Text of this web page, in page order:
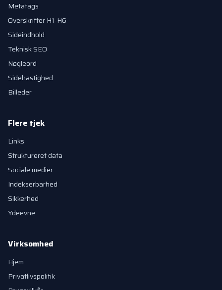
Metatags
Overskrifter H1-H6
Sideindhold
Teknisk SEO
Nøgleord
Sidehastighed
Billeder
Flere tjek
Links
Struktureret data
Sociale medier
Indekserbarhed
Sikkerhed
Ydeevne
Virksomhed
Hjem
Privatlivspolitik